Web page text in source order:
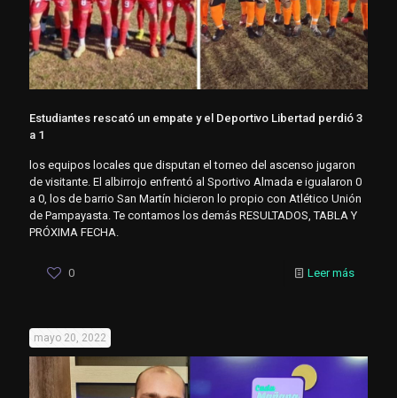
Estudiantes rescató un empate y el Deportivo Libertad perdió 3
a 1
los equipos locales que disputan el torneo del ascenso jugaron
de visitante. El albirrojo enfrentó al Sportivo Almada e igualaron 0
a 0, los de barrio San Martín hicieron lo propio con Atlético Unión
de Pampayasta. Te contamos los demás RESULTADOS, TABLA Y
PRÓXIMA FECHA.
0 Leer más
mayo 20, 2022